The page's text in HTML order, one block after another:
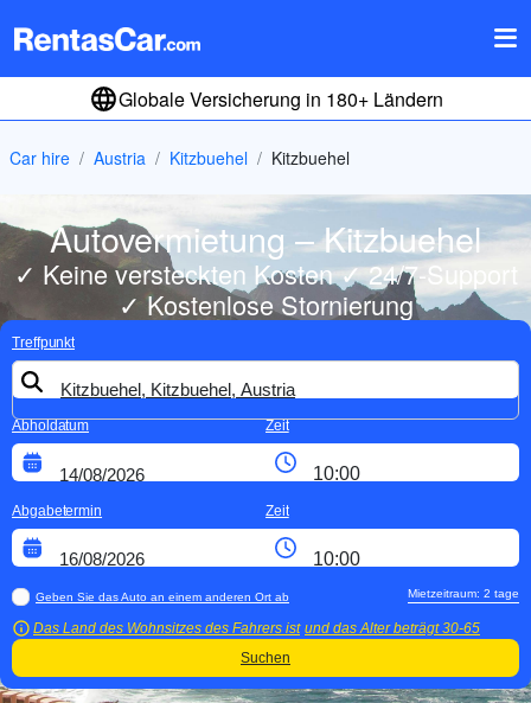
Globale Versicherung in 180+ Ländern
Car hire Austria Kitzbuehel Kitzbuehel
Autovermietung – Kitzbuehel
✓ Keine versteckten Kosten ✓ 24/7-Support
✓ Kostenlose Stornierung
Treffpunkt
Abholdatum Zeit
Abgabetermin Zeit
Geben Sie das Auto an einem anderen Ort ab
Das Land des Wohnsitzes des Fahrers ist und das Alter beträgt30-65
Mietzeitraum: 2 tage
Suchen